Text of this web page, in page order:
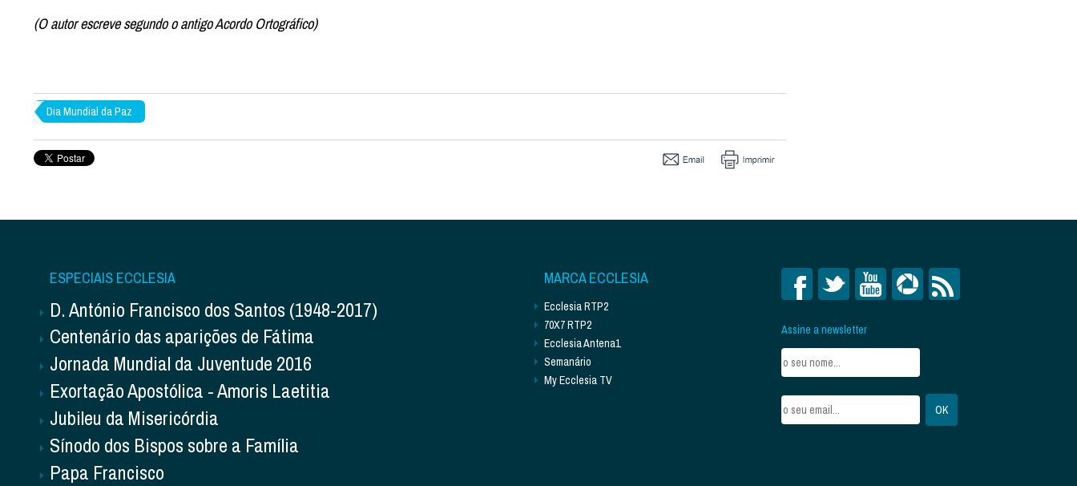
(O autor escreve segundo o antigo Acordo Ortográfico)
Dia Mundial da Paz
ESPECIAIS ECCLESIA
D. António Francisco dos Santos (1948-2017)
Centenário das aparições de Fátima
Jornada Mundial da Juventude 2016
Exortação Apostólica - Amoris Laetitia
Jubileu da Misericórdia
Sínodo dos Bispos sobre a Família
Papa Francisco
MARCA ECCLESIA
Ecclesia RTP2
70X7 RTP2
Ecclesia Antena1
Semanário
My Ecclesia TV
Assine a newsletter